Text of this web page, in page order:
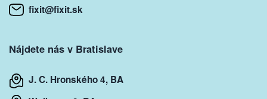
fixit@fixit.sk
Nájdete nás v Bratislave
J. C. Hronského 4, BA